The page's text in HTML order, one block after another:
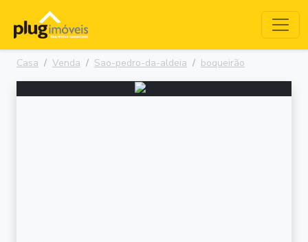
Casa Venda Sao-pedro-da-aldeia boqueirão